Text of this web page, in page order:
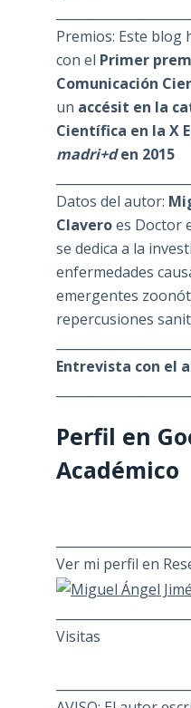
Premios: Este blog
con el Primer
Comunicación
un accésit en la
Científica en la X
madri+den 2015
Datos del autor:
Claveroes Doctor
se dedica a la
enfermedades
emergentes
repercusiones
Entrevista con el
Perfil en
Académico
Ver mi perfil en
Visitas